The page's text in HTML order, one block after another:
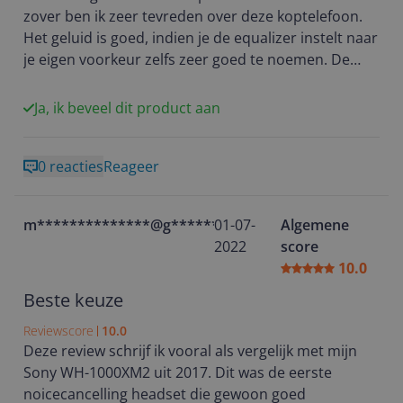
zover ben ik zeer tevreden over deze koptelefoon.
Het geluid is goed, indien je de equalizer instelt naar
je eigen voorkeur zelfs zeer goed te noemen. De
gesprekken/meeting ben je goed te verstaan. Dit is
voor een werkdag. Koptelefoon zit ook comfortabel
Enige nadeel tot nu toe is dat de koptelefoon niet
meer inklapbaar is. Hierdoor is de hoes van de
Ja, ik beveel dit product aan
0 reactiesReageer
m**************@g********01-07-
2022
Algemene
score
10.0
Beste keuze
Reviewscore 10.0
Deze review schrijf ik vooral als vergelijk met mijn
Sony WH-1000XM2 uit 2017. Dit was de eerste
noicecancelling headset die gewoon goed